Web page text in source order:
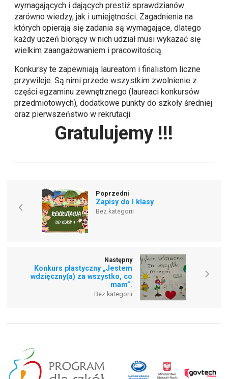
wymagających i dających prestiż sprawdzianów
zarówno wiedzy, jak i umiejętności. Zagadnienia na
których opierają się zadania są wymagające, dlatego
każdy uczeń biorący w nich udział musi wykazać się
wielkim zaangażowaniem i pracowitością.
Konkursy te zapewniają laureatom i finalistom liczne
przywileje. Są nimi przede wszystkim zwolnienie z
części egzaminu zewnętrznego (laureaci konkursów
przedmiotowych), dodatkowe punkty do szkoły średniej
oraz pierwszeństwo w rekrutacji.
Gratulujemy !!!
Poprzedni
Zapisy do I klasy
Bez kategorii
Następny
Konkurs plastyczny „Jestem
wdzięczny(a) za wszystko, co
mam”.
Bez kategorii